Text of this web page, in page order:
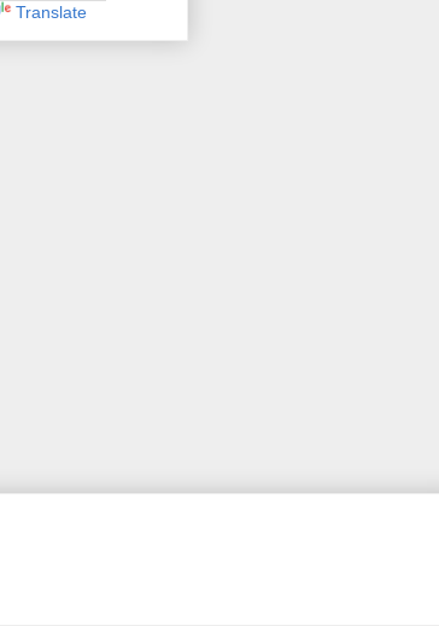
Translate